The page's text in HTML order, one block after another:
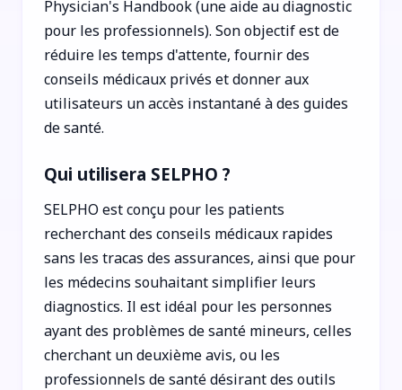
Physician's Handbook (une aide au diagnostic
pour les professionnels). Son objectif est de
réduire les temps d'attente, fournir des
conseils médicaux privés et donner aux
utilisateurs un accès instantané à des guides
de santé.
Qui utilisera SELPHO ?
SELPHO est conçu pour les patients
recherchant des conseils médicaux rapides
sans les tracas des assurances, ainsi que pour
les médecins souhaitant simplifier leurs
diagnostics. Il est idéal pour les personnes
ayant des problèmes de santé mineurs, celles
cherchant un deuxième avis, ou les
professionnels de santé désirant des outils